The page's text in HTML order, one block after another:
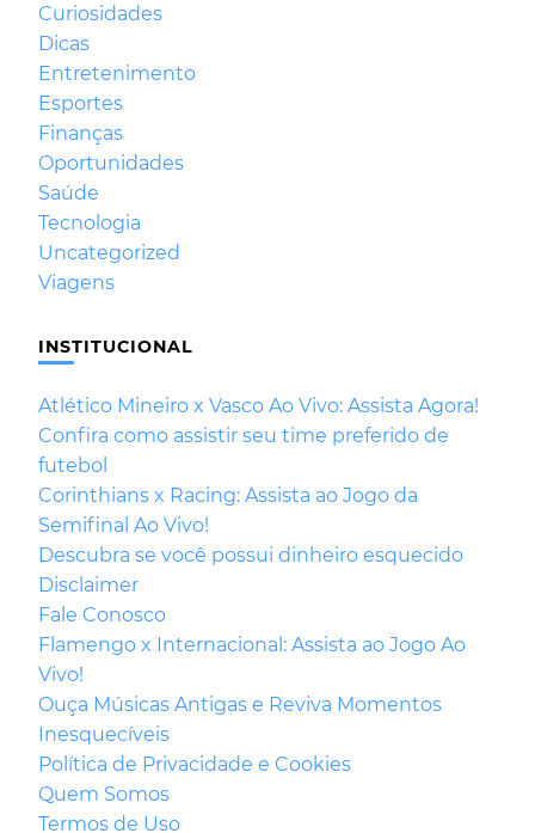
Curiosidades
Dicas
Entretenimento
Esportes
Finanças
Oportunidades
Saúde
Tecnologia
Uncategorized
Viagens
INSTITUCIONAL
Atlético Mineiro x Vasco Ao Vivo: Assista Agora!
Confira como assistir seu time preferido de
futebol
Corinthians x Racing: Assista ao Jogo da
Semifinal Ao Vivo!
Descubra se você possui dinheiro esquecido
Disclaimer
Fale Conosco
Flamengo x Internacional: Assista ao Jogo Ao
Vivo!
Ouça Músicas Antigas e Reviva Momentos
Inesquecíveis
Política de Privacidade e Cookies
Quem Somos
Termos de Uso